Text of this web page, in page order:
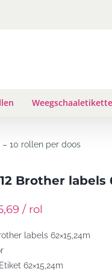
– 10 rollen per doos
Brother labels
/ rol
labels 62×15,24m
62×15,24m